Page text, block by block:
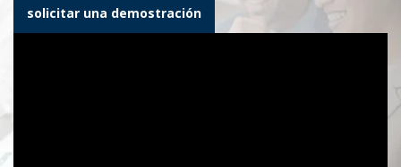
solicitar una demostración